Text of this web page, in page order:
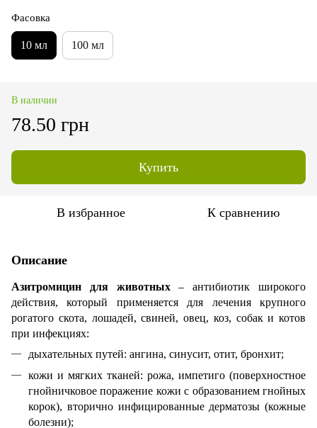
Фасовка
10 мл 100 мл
В наличии
78.50 грн
Купить
В избранное К сравнению
Описание
Азитромицин для животных– антибиотик широкого
действия, который применяется для лечения крупного
рогатого скота, лошадей, свиней, овец, коз, собак и котов
при инфекциях:
дыхательных путей: ангина, синусит, отит, бронхит;
кожи и мягких тканей: рожа, импетиго (поверхностное
гнойничковое поражение кожи с образованием гнойных
корок), вторично инфицированные дерматозы (кожные
болезни);